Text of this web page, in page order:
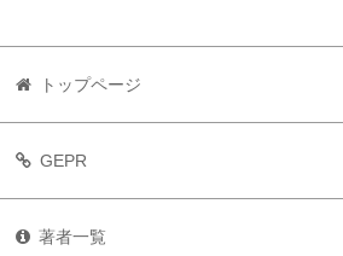
トップページ
GEPR
著者一覧